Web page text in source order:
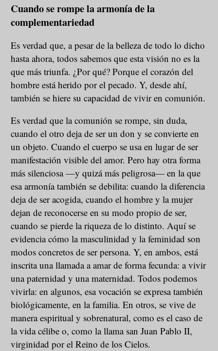
Cuando se rompe la armonía de la
complementariedad
Es verdad que, a pesar de la belleza de todo lo dicho
hasta ahora, todos sabemos que esta visión no es la
que más triunfa. ¿Por qué? Porque el corazón del
hombre está herido por el pecado. Y, desde ahí,
también se hiere su capacidad de vivir en comunión.
Es verdad que la comunión se rompe, sin duda,
cuando el otro deja de ser un don y se convierte en
un objeto. Cuando el cuerpo se usa en lugar de ser
manifestación visible del amor. Pero hay otra forma
más silenciosa —y quizá más peligrosa— en la que
esa armonía también se debilita: cuando la diferencia
deja de ser acogida, cuando el hombre y la mujer
dejan de reconocerse en su modo propio de ser,
cuando se pierde la riqueza de lo distinto. Aquí se
evidencia cómo la masculinidad y la feminidad son
modos concretos de ser persona. Y, en ambos, está
inscrita una llamada a amar de forma fecunda: a vivir
una paternidad y una maternidad. Todos podemos
vivirla: en algunos, esa vocación se expresa también
biológicamente, en la familia. En otros, se vive de
manera espiritual y sobrenatural, como es el caso de
la vida célibe o, como la llama san Juan Pablo II,
virginidad por el Reino de los Cielos.